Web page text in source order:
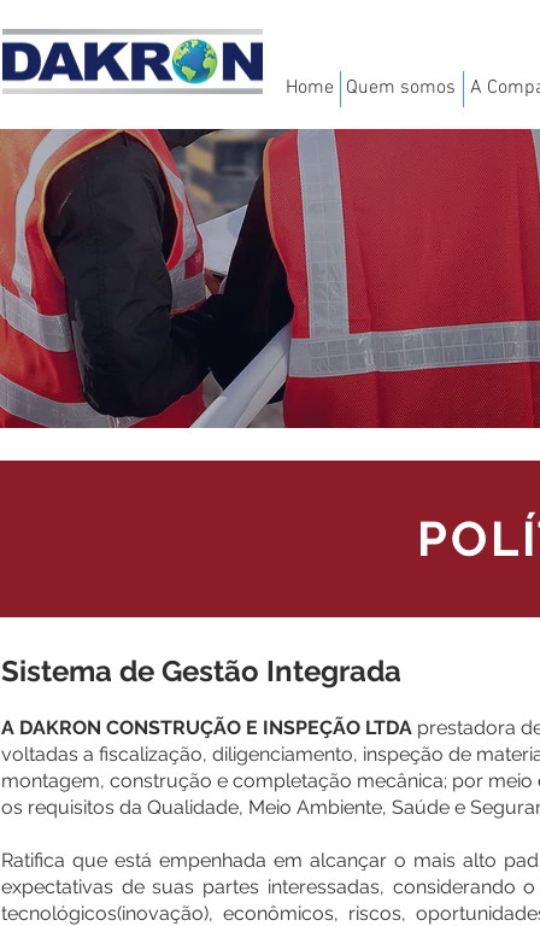
Quem somos
Home A
Sistema de Gestão Integrada
A DAKRON CONSTRUÇÃO E INSPEÇÃO LTDA prestadora
voltadas a fiscalização, diligenciamento, inspeção de
montagem, construção e completação mecânica; por
os requisitos da Qualidade, Meio Ambiente, Saúde e
Ratifica que está empenhada em alcançar o mais alto
expectativas de suas partes interessadas, considerando
tecnológicos(inovação), econômicos, riscos,